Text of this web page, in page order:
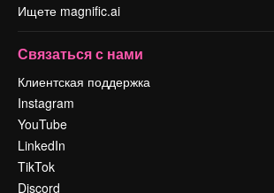
Ищете magnific.ai
Связаться с нами
Клиентская поддержка
Instagram
YouTube
LinkedIn
TikTok
Discord